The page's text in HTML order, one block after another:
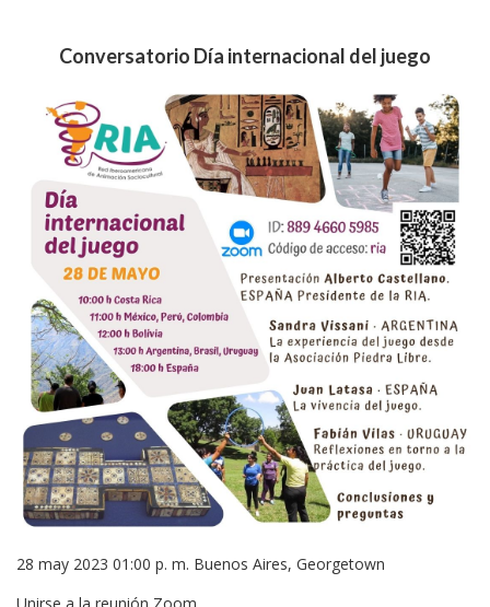
Conversatorio Día internacional del juego
28 may 2023 01:00 p. m. Buenos Aires, Georgetown